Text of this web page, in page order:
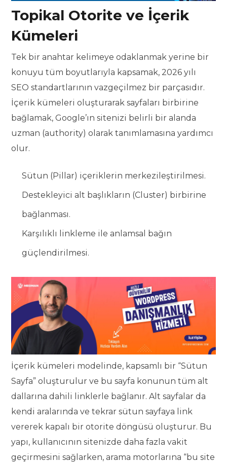
Topikal Otorite ve İçerik
Kümeleri
Tek bir anahtar kelimeye odaklanmak yerine bir
konuyu tüm boyutlarıyla kapsamak, 2026 yılı
SEO standartlarının vazgeçilmez bir parçasıdır.
İçerik kümeleri oluşturarak sayfaları birbirine
bağlamak, Google’ın sitenizi belirli bir alanda
uzman (authority) olarak tanımlamasına yardımcı
olur.
Sütun (Pillar) içeriklerin merkezileştirilmesi.
Destekleyici alt başlıkların (Cluster) birbirine
bağlanması.
Karşılıklı linkleme ile anlamsal bağın
güçlendirilmesi.
İçerik kümeleri modelinde, kapsamlı bir “Sütun
Sayfa” oluşturulur ve bu sayfa konunun tüm alt
dallarına dahili linklerle bağlanır. Alt sayfalar da
kendi aralarında ve tekrar sütun sayfaya link
vererek kapalı bir otorite döngüsü oluşturur. Bu
yapı, kullanıcının sitenizde daha fazla vakit
geçirmesini sağlarken, arama motorlarına “bu site